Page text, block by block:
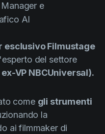
e
AI
esclusivo Filmustage
del settore
VP NBCUniversal).
come gli strumenti
la
ai filmmaker di